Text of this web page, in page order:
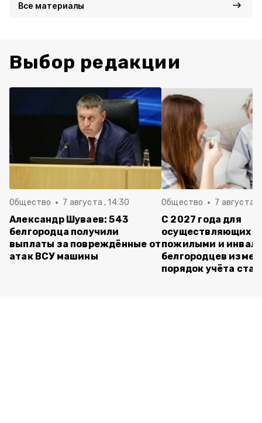
Все материалы
Выбор редакции
Общество 7 августа , 14:30
Александр Шуваев: 543
белгородца получили
выплаты за повреждённые от
атак ВСУ машины
Общество 7 августа ,
С 2027 года для
осуществляющих
пожилыми и
белгородцев
порядок учёта ста